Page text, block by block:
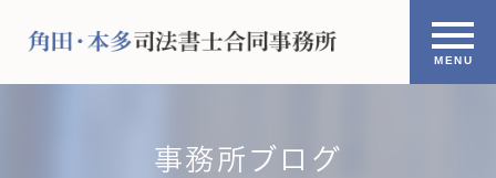
事務所ブログ